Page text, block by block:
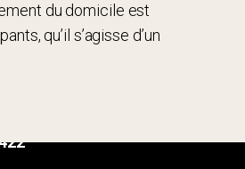
du domicile est
qu’il s’agisse d’un
collaborer